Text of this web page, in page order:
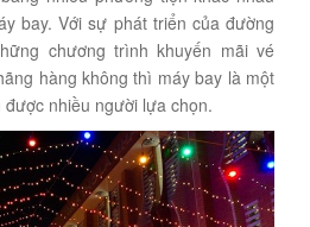
bay. Với sự phát triển của đường
chương trình khuyến mãi vé
hàng không thì máy bay là một
nhiều người lựa chọn.